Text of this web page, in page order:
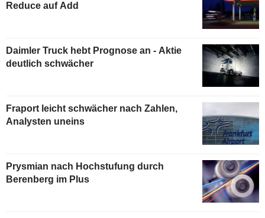
Reduce auf Add
Daimler Truck hebt Prognose an - Aktie
deutlich schwächer
Fraport leicht schwächer nach Zahlen,
Analysten uneins
Prysmian nach Hochstufung durch
Berenberg im Plus